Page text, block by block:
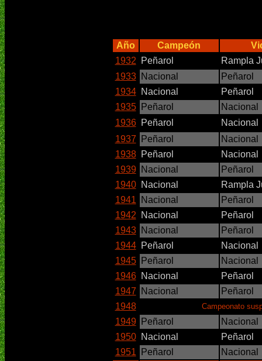
Año Campeón
1932
Peñarol
Rampla
1933
Nacional
Peñarol
1934
Nacional
Peñarol
1935
Peñarol
Nacional
1936
Peñarol
Nacional
1937
Peñarol
Nacional
1938
Peñarol
Nacional
1939
Nacional
Peñarol
1940
Nacional
Rampla
1941
Nacional
Peñarol
1942
Nacional
Peñarol
1943
Nacional
Peñarol
1944
Peñarol
Nacional
1945
Peñarol
Nacional
1946
Nacional
Peñarol
1947
Nacional
Peñarol
1948
Campeonato
1949 Peñarol
Nacional
1950
Nacional
Peñarol
1951
Peñarol
Nacional